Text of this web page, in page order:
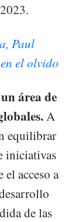
Paul
el olvido
área de
A
equilibrar
iniciativas
acceso a
de las